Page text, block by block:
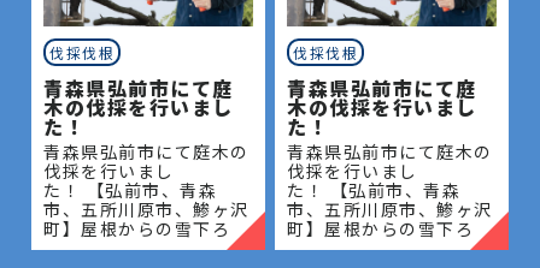
伐採伐根
青森県弘前市にて庭
木の伐採を行いまし
た！
青森県弘前市にて庭木の
伐採を行いまし
た！ 【弘前市、青森
市、五所川原市、鯵ヶ沢
町】屋根からの雪下ろ
し・除雪・排雪などの作
伐採伐根
青森県弘前市にて庭
木の伐採を行いまし
た！
青森県弘前市にて庭木の
伐採を行いまし
た！ 【弘前市、青森
市、五所川原市、鯵ヶ沢
町】屋根からの雪下ろ
し・除雪・排雪などの作